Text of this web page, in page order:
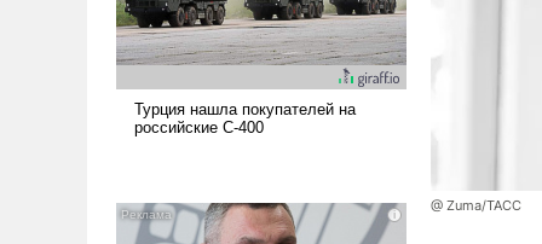
@ Zuma/ТАСС